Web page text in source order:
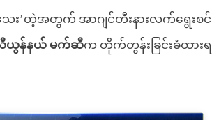
း’တဲ့အတွက် အာဂျင်တီးနားလက်ရွေးစင်
ယွန်နယ် မက်ဆီက တိုက်တွန်းခြင်းခံထားရ